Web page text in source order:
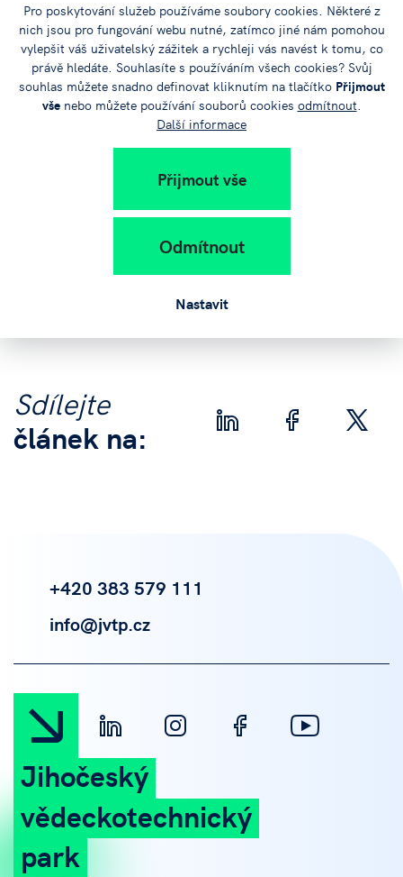
Pro poskytování služeb používáme soubory cookies. Některé z
nich jsou pro fungování webu nutné, zatímco jiné nám pomohou
vylepšit váš uživatelský zážitek a rychleji vás navést k tomu, co
právě hledáte. Souhlasíte s používáním všech cookies? Svůj
souhlas můžete snadno definovat kliknutím na tlačítko Přijmout
všenebo můžete používání souborů cookies odmítnout.
Další informace
Přijmout vše
Odmítnout
Nastavit
Dnešní akce byla dalším důkazem, že když se moderní
technologie představí srozumitelně a interaktivně,
dokážou studenty skutečně nadchnout. Účastníci
odcházeli motivovaní, plní nových zážitků a s jasnou
představou, že technické obory mohou být nejen
perspektivní, ale i zábavné.
pořízené z projektu VReduNet (Interreg AT-CZ), ukázky
použití umělé inteligence byly prezentovány na zařízeních
Sdílejte
článek na:
+420 383 579 111
info@jvtp.cz
Jihočeský
vědeckotechnický
park